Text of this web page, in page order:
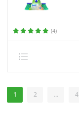
(4)
1 2 ... 4